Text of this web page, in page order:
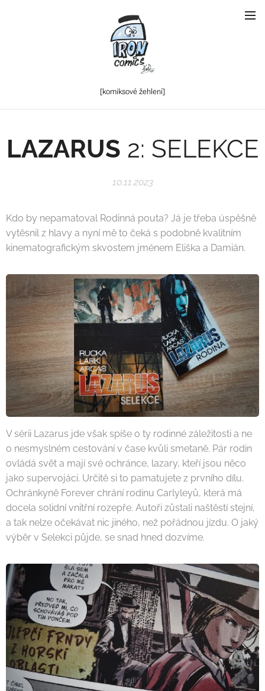
[komiksové žehlení]
LAZARUS 2: SELEKCE
10.11.2023
Kdo by nepamatoval Rodinná pouta? Já je třeba úspěšně
vytěsnil z hlavy a nyní mě to čeká s podobně kvalitním
kinematografickým skvostem jménem Eliška a Damián.
V sérii Lazarus jde však spíše o ty rodinné záležitosti a ne
o nesmyslném cestování v čase kvůli smetaně. Pár rodin
ovládá svět a mají své ochránce, lazary, kteří jsou něco
jako supervojáci. Určitě si to pamatujete z prvního dílu.
Ochránkyně Forever chrání rodinu Carlyleyů, která má
docela solidní vnitřní rozepře. Autoři zůstali naštěstí stejní,
a tak nelze očekávat nic jiného, než pořádnou jízdu. O jaký
výběr v Selekci půjde, se snad hned dozvíme.